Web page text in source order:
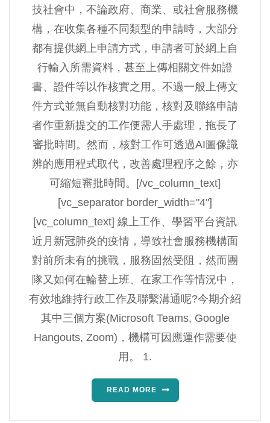
技社會中，不論政府、商業、或社會服務機
構，在收集各種不同類型的申請時，大部分
都有提供網上申請方式，申請者可於網上自
行輸入所需資料，甚至上傳相關文件如證
書、證件等以作核實之用。不過一般上傳文
件方式並無自動核對功能，核對及聯絡申請
者作重新提交的工作便需人手處理，拖長了
審批時間。然而，核對工作可透過AI圖像識
辨的應用程式取代，改善處理程序之餘，亦
可縮短審批時間。[/vc_column_text]
[vc_separator border_width="4"]
[vc_column_text] 線上工作、學習平台資訊
近月新冠肺炎的疫情，導致社會服務機構面
對前所未有的挑戰，服務固然受阻，然而團
隊又如何在輪替上班、在家工作等情況中，
有效地維持行政工作及聯繫溝通呢?今期介紹
其中三個方案(Microsoft Teams, Google
Hangouts, Zoom)，機構可因應運作需要使
用。 1.
READ MORE